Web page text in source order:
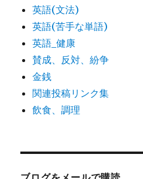
英語(文法)
英語(苦手な単語)
英語_健康
賛成、反対、紛争
金銭
関連投稿リンク集
飲食、調理